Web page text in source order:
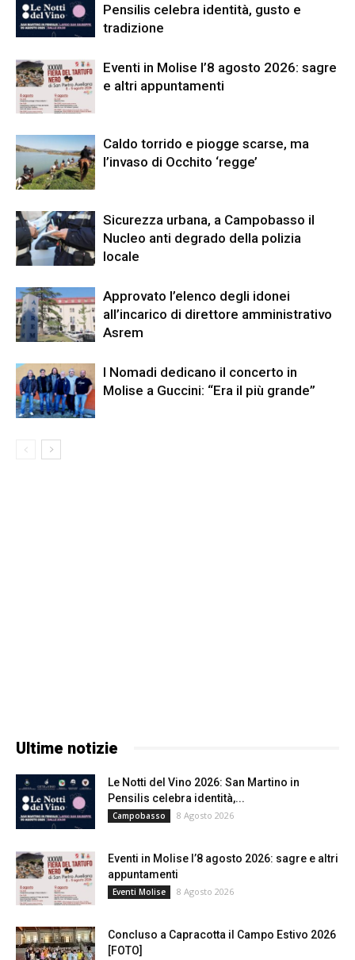
Pensilis celebra identità, gusto e
tradizione
Eventi in Molise l’8 agosto 2026: sagre
e altri appuntamenti
Caldo torrido e piogge scarse, ma
l’invaso di Occhito ‘regge’
Sicurezza urbana, a Campobasso il
Nucleo anti degrado della polizia
locale
Approvato l’elenco degli idonei
all’incarico di direttore amministrativo
Asrem
I Nomadi dedicano il concerto in
Molise a Guccini: “Era il più grande”
Ultime notizie
Le Notti del Vino 2026: San Martino in
Pensilis celebra identità,...
Campobasso 8 Agosto 2026
Eventi in Molise l’8 agosto 2026: sagre e altri
appuntamenti
Eventi Molise 8 Agosto 2026
Concluso a Capracotta il Campo Estivo 2026
[FOTO]